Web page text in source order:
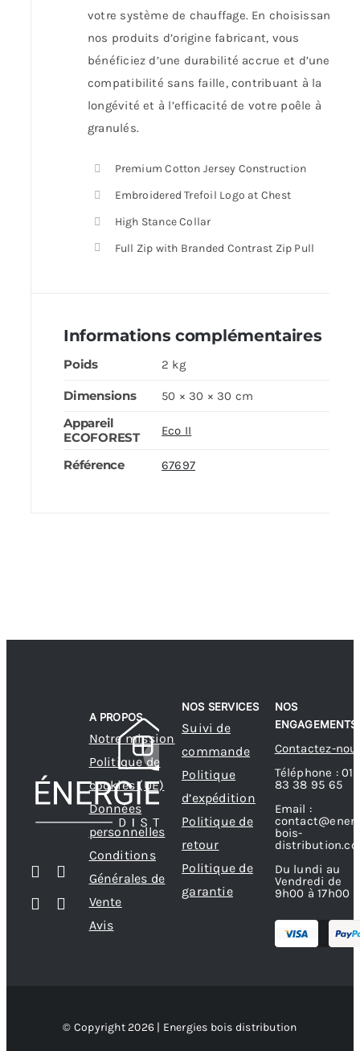
votre système de chauffage. En choisissant
nos produits d’origine fabricant, vous
bénéficiez d’une durabilité accrue et d’une
compatibilité sans faille, contribuant à la
longévité et à l’efficacité de votre poêle à
granulés.
Premium Cotton Jersey Construction
Embroidered Trefoil Logo at Chest
High Stance Collar
Full Zip with Branded Contrast Zip Pull
Informations complémentaires
Poids 2 kg
Dimensions 50 × 30 × 30 cm
Appareil
ECOFOREST
Eco II
Référence 67697
A PROPOS
Notre mission
Politique de
cookies (UE)
Données
personnelles
Conditions
Générales de
Vente
Avis
NOS SERVICES
Suivi de
commande
Politique
d’expédition
Politique de
retour
Politique de
garantie
NOS
ENGAGEMENTS
Contactez-
Téléphone : 01
83 38 95 65
Email :
bois-
Du lundi au
Vendredi de
9h00 à 17h00
© Copyright 2026 | Energies bois distribution